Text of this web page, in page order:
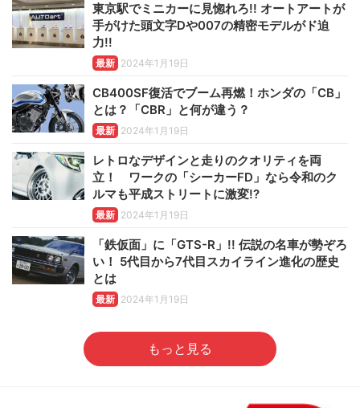
東京駅でミニカーに見惚れろ!! オートアートが
手がけた頭文字Dや007の精密モデルがド迫
力!!
最新 2024年1月19日
CB400SF復活でブーム再燃！ホンダの「CB」
とは？「CBR」と何が違う？
最新 2024年1月19日
レトロなデザインと走りのクオリティを両
立！ ワークの「シーカーFD」なら令和のク
ルマも平成ストリートに激変!?
最新 2024年1月19日
「鉄仮面」に「GTS-R」!! 伝説の名車が勢ぞろ
い！ 5代目から7代目スカイライン進化の歴史
とは
最新 2024年1月19日
もっと見る